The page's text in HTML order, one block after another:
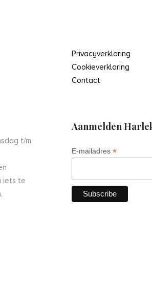
t/m
iets te
Privacyverklaring
Cookieverklaring
Contact
Aanmelden
E-mailadres *